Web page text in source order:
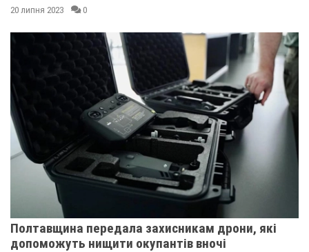
20 липня 2023 0
Полтавщина передала захисникам дрони, які
допоможуть нищити окупантів вночі